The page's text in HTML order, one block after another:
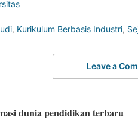
, Kurikulum Berbasis Industri,
Leave a
dunia pendidikan terbaru